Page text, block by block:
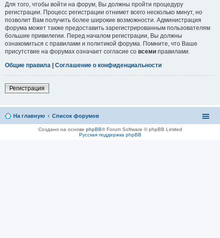
Для того, чтобы войти на форум, Вы должны пройти процедуру
регистрации. Процесс регистрации отнимет всего несколько минут, но
позволит Вам получить более широкие возможности. Администрация
форума может также предоставить зарегистрированным пользователям
большие привилегии. Перед началом регистрации, Вы должны
ознакомиться с правилами и политикой форума. Помните, что Ваше
присутствие на форумах означает согласие со всеми правилами.
Общие правила | Соглашение о конфиденциальности
Регистрация
На главную Список форумов
Создано на основе phpBB® Forum Software © phpBB Limited
Русская поддержка phpBB